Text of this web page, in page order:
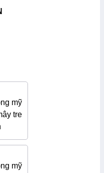
mỹ
tre
mỹ